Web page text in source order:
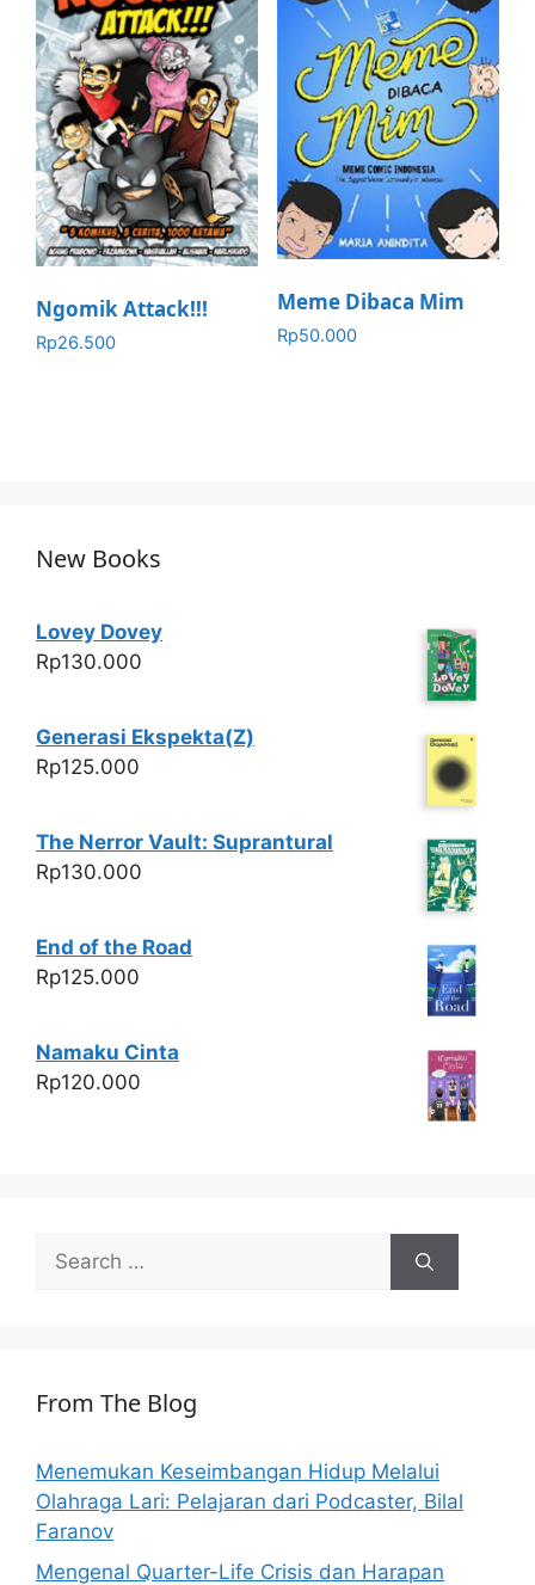
Ngomik Attack!!!
Rp26.500
Meme Dibaca Mim
Rp50.000
New Books
Lovey Dovey
Rp130.000
Generasi Ekspekta(Z)
Rp125.000
The Nerror Vault: Suprantural
Rp130.000
End of the Road
Rp125.000
Namaku Cinta
Rp120.000
Search
for:
From The Blog
Menemukan Keseimbangan Hidup Melalui
Olahraga Lari: Pelajaran dari Podcaster, Bilal
Faranov
Mengenal Quarter-Life Crisis dan Harapan